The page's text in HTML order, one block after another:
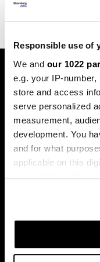
Responsible use of
We and our 1022
e.g. your IP-
store and access
serve personalized
measurement,
development. You
and for what
applicable on this
your choices. You
If you allow, we
Collect